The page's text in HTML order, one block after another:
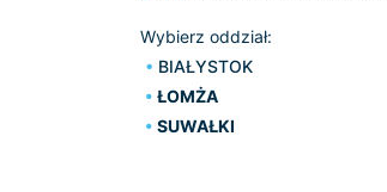
Wybierz oddział:
BIAŁYSTOK
ŁOMŻA
SUWAŁKI